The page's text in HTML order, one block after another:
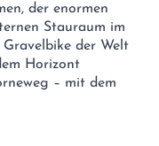
der enormen
Stauraum im
der Welt
Horizont
– mit dem